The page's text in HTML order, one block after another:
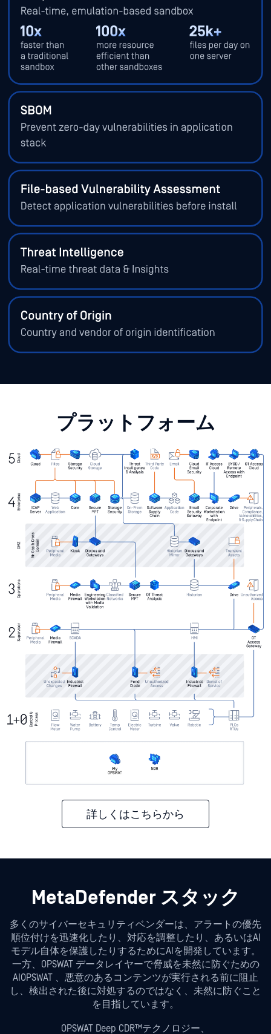
プラットフォーム
詳しくはこちらから
MetaDefender スタック
多くのサイバーセキュリティベンダーは、アラートの優先
順位付けを迅速化したり、対応を調整したり、あるいはAI
モデル自体を保護したりするためにAIを開発しています。
一方、OPSWAT データレイヤーで脅威を未然に防ぐための
AIOPSWAT 、悪意のあるコンテンツが実行される前に阻止
し、検出された後に対処するのではなく、未然に防ぐこと
を目指しています。
OPSWAT Deep CDR™テクノロジー、